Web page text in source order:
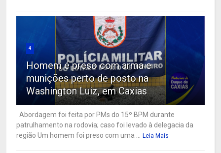
4
Homem é preso com arma e
munições perto de posto na
Washington Luiz, em Caxias
Abordagem foi feita por PMs do 15º BPM durante
patrulhamento na rodovia; caso foi levado à delegacia da
região Um homem foi preso com uma ...
Leia Mais